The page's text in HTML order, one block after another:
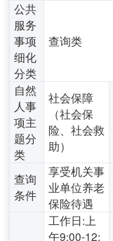
公共
服务
事项
细化
分类
查询类
自然
人事
项主
题分
类
社会保障
（社会保
险、社会救
助）
查询
条件
享受机关事
业单位养老
保险待遇
工作日:上
午9:00-12: